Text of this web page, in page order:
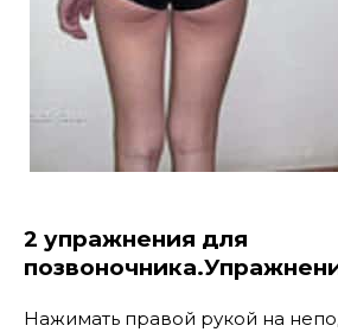
2 упражнения для
Нажимать правой рукой на